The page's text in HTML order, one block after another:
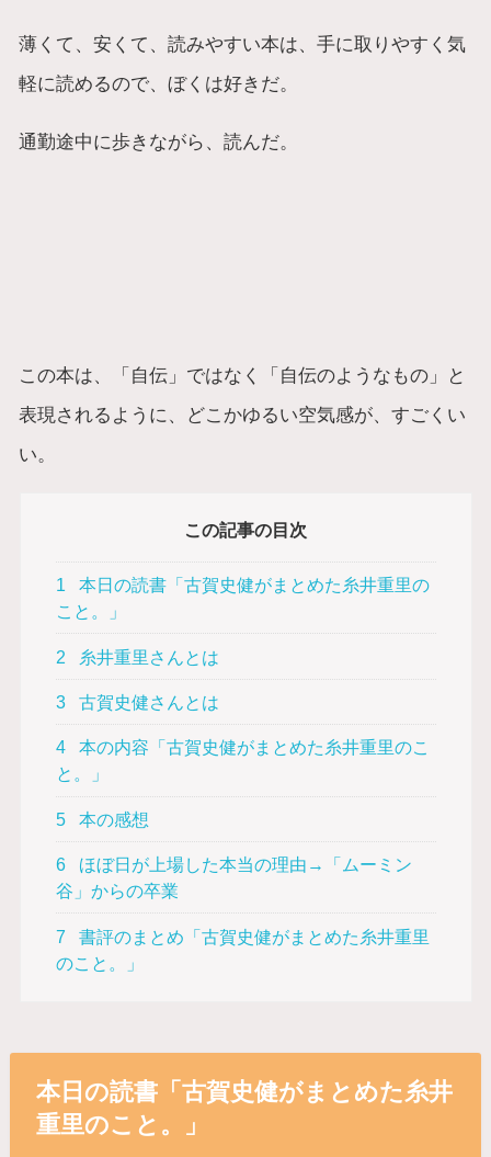
薄くて、安くて、読みやすい本は、手に取りやすく気
軽に読めるので、ぼくは好きだ。
通勤途中に歩きながら、読んだ。
この本は、「自伝」ではなく「自伝のようなもの」と
表現されるように、どこかゆるい空気感が、すごくい
い。
この記事の目次
1
本日の読書「古賀史健がまとめた糸井重里の
こと。」
2 糸井重里さんとは
3 古賀史健さんとは
4
本の内容「古賀史健がまとめた糸井重里のこ
と。」
5 本の感想
6
ほぼ日が上場した本当の理由→「ムーミン
谷」からの卒業
7
書評のまとめ「古賀史健がまとめた糸井重里
のこと。」
本日の読書「古賀史健がまとめた糸井
重里のこと。」